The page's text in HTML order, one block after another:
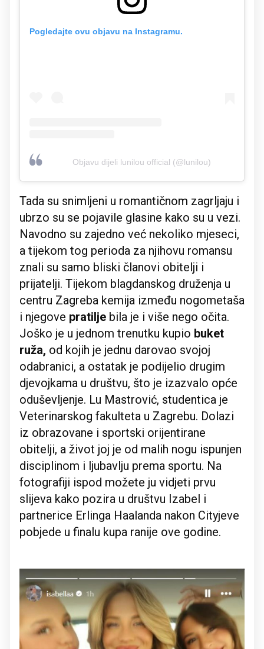
Pogledajte ovu objavu na Instagramu.
Objavu dijeli lunilou official (@lunilou)
Tada su snimljeni u romantičnom zagrljaju i
ubrzo su se pojavile glasine kako su u vezi.
Navodno su zajedno već nekoliko mjeseci,
a tijekom tog perioda za njihovu romansu
znali su samo bliski članovi obitelji i
prijatelji. Tijekom blagdanskog druženja u
centru Zagreba kemija između nogometaša
i njegove pratilje bila je i više nego očita.
Joško je u jednom trenutku kupio buket
ruža, od kojih je jednu darovao svojoj
odabranici, a ostatak je podijelio drugim
djevojkama u društvu, što je izazvalo opće
oduševljenje. Lu Mastrović, studentica je
Veterinarskog fakulteta u Zagrebu. Dolazi
iz obrazovane i sportski orijentirane
obitelji, a život joj je od malih nogu ispunjen
disciplinom i ljubavlju prema sportu. Na
fotografiji ispod možete ju vidjeti prvu
slijeva kako pozira u društvu Izabel i
partnerice Erlinga Haalanda nakon Cityjeve
pobjede u finalu kupa ranije ove godine.